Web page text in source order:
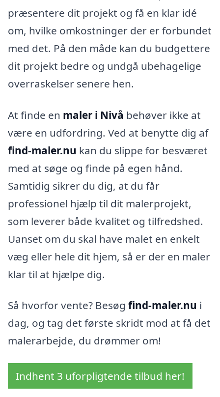
præsentere dit projekt og få en klar idé
om, hvilke omkostninger der er forbundet
med det. På den måde kan du budgettere
dit projekt bedre og undgå ubehagelige
overraskelser senere hen.
At finde en maler i Nivå behøver ikke at
være en udfordring. Ved at benytte dig af
find-maler.nu kan du slippe for besværet
med at søge og finde på egen hånd.
Samtidig sikrer du dig, at du får
professionel hjælp til dit malerprojekt,
som leverer både kvalitet og tilfredshed.
Uanset om du skal have malet en enkelt
væg eller hele dit hjem, så er der en maler
klar til at hjælpe dig.
Så hvorfor vente? Besøg find-maler.nu i
dag, og tag det første skridt mod at få det
malerarbejde, du drømmer om!
Indhent 3 uforpligtende tilbud her!